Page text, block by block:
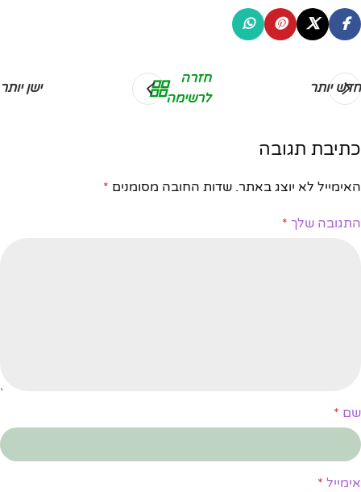
חדש יותר
חזרה
לרשימה
ישן יותר
כתיבת תגובה
האימייל לא יוצג באתר. שדות החובה מסומנים *
התגובה שלך *
שם *
אימייל *